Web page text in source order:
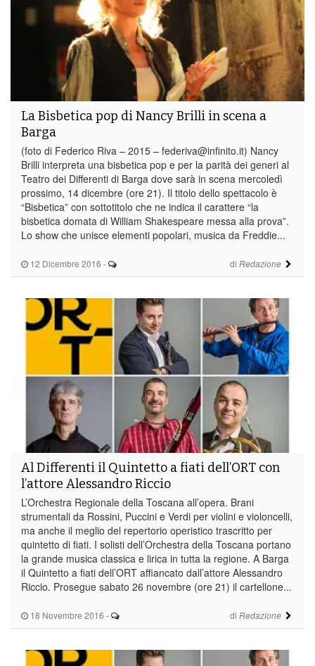
12 Dicembre 2016 - di Redazione
La Bisbetica pop di Nancy Brilli in scena a
Barga
(foto di Federico Riva – 2015 – federiva@infinito.it) Nancy
Brilli interpreta una bisbetica pop e per la parità dei generi al
Teatro dei Differenti di Barga dove sarà in scena mercoledì
prossimo, 14 dicembre (ore 21). Il titolo dello spettacolo è
“Bisbetica” con sottotitolo che ne indica il carattere “la
bisbetica domata di William Shakespeare messa alla prova”.
Lo show che unisce elementi popolari, musica da Freddie...
18 Novembre 2016 - di Redazione
Al Differenti il Quintetto a fiati dell’ORT con
l’attore Alessandro Riccio
L’Orchestra Regionale della Toscana all’opera. Brani
strumentali da Rossini, Puccini e Verdi per violini e violoncelli,
ma anche il meglio del repertorio operistico trascritto per
quintetto di fiati. I solisti dell’Orchestra della Toscana portano
la grande musica classica e lirica in tutta la regione. A Barga
il Quintetto a fiati dell’ORT affiancato dall’attore Alessandro
Riccio. Prosegue sabato 26 novembre (ore 21) il cartellone...